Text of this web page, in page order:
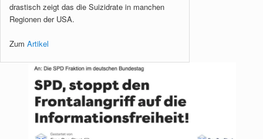
drastisch zeigt das die Suizidrate in manchen
Regionen der USA.
Zum Artikel